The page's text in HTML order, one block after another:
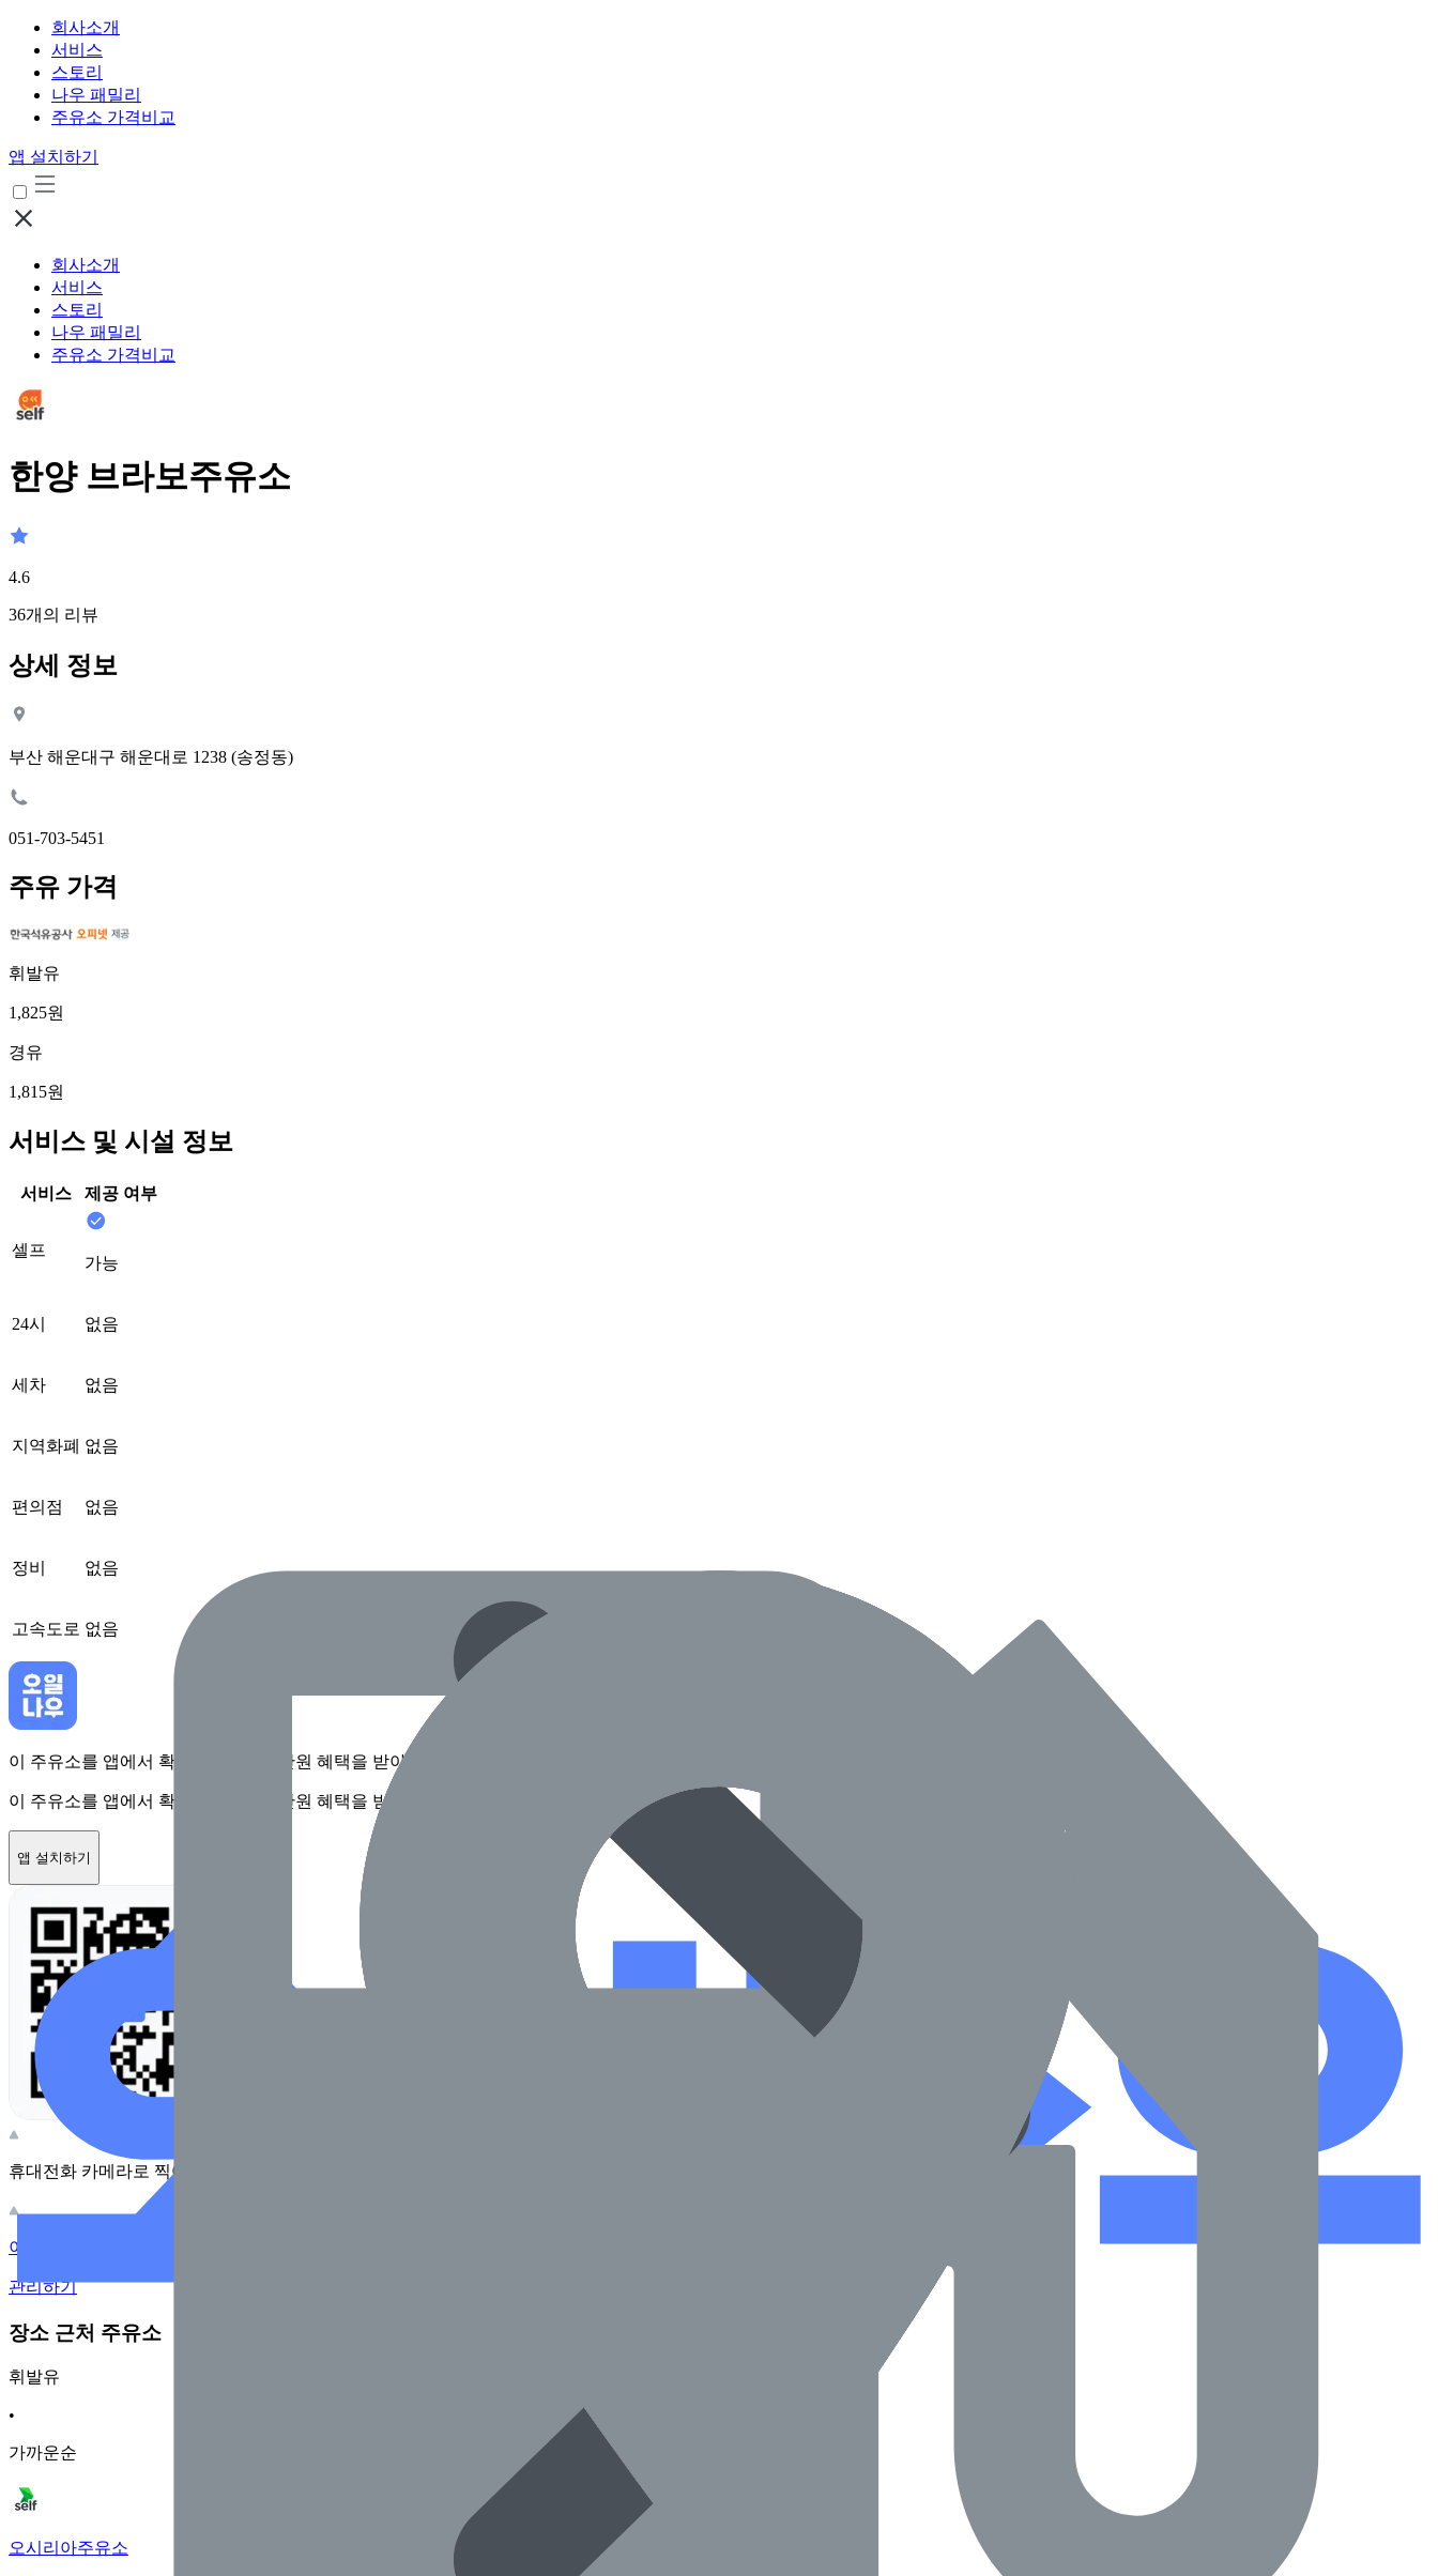
회사소개
서비스
스토리
나우 패밀리
주유소 가격비교
앱 설치하기
회사소개
서비스
스토리
나우 패밀리
주유소 가격비교
한양 브라보주유소
4.6
36개의 리뷰
상세 정보
부산 해운대구 해운대로 1238 (송정동)
051-703-5451
주유 가격
휘발유
1,825원
경유
1,815원
서비스 및 시설 정보
서비스 제공 여부
셀프
가능
24시 없음
세차 없음
지역화폐 없음
편의점 없음
정비 없음
고속도로 없음
이 주유소를 앱에서 확인하고 최대 1만원 혜택을 받아보세요
이 주유소를 앱에서 확인하고 최대 1만원 혜택을 받아보세요
앱 설치하기
휴대전화 카메라로 찍어보세요
이 주유소의 사장님이신가요?
관리하기
장소 근처 주유소
휘발유
•
가까운순
오시리아주유소